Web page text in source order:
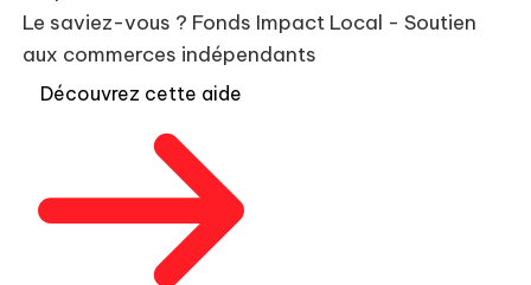
Le saviez-vous ? Fonds Impact Local - Soutien
aux commerces indépendants
Découvrez cette aide